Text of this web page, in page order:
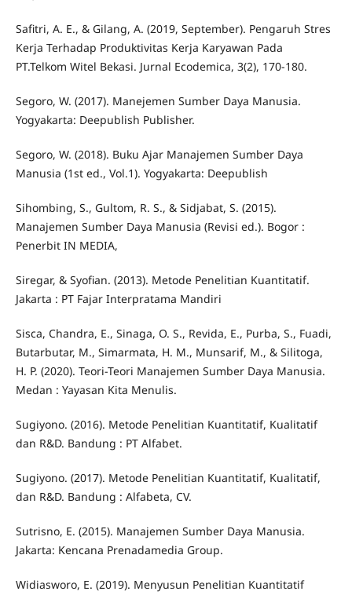
Safitri, A. E., & Gilang, A. (2019, September). Pengaruh Stres
Kerja Terhadap Produktivitas Kerja Karyawan Pada
PT.Telkom Witel Bekasi. Jurnal Ecodemica, 3(2), 170-180.
Segoro, W. (2017). Manejemen Sumber Daya Manusia.
Yogyakarta: Deepublish Publisher.
Segoro, W. (2018). Buku Ajar Manajemen Sumber Daya
Manusia (1st ed., Vol.1). Yogyakarta: Deepublish
Sihombing, S., Gultom, R. S., & Sidjabat, S. (2015).
Manajemen Sumber Daya Manusia (Revisi ed.). Bogor :
Penerbit IN MEDIA,
Siregar, & Syofian. (2013). Metode Penelitian Kuantitatif.
Jakarta : PT Fajar Interpratama Mandiri
Sisca, Chandra, E., Sinaga, O. S., Revida, E., Purba, S., Fuadi,
Butarbutar, M., Simarmata, H. M., Munsarif, M., & Silitoga,
H. P. (2020). Teori-Teori Manajemen Sumber Daya Manusia.
Medan : Yayasan Kita Menulis.
Sugiyono. (2016). Metode Penelitian Kuantitatif, Kualitatif
dan R&D. Bandung : PT Alfabet.
Sugiyono. (2017). Metode Penelitian Kuantitatif, Kualitatif,
dan R&D. Bandung : Alfabeta, CV.
Sutrisno, E. (2015). Manajemen Sumber Daya Manusia.
Jakarta: Kencana Prenadamedia Group.
Widiasworo, E. (2019). Menyusun Penelitian Kuantitatif